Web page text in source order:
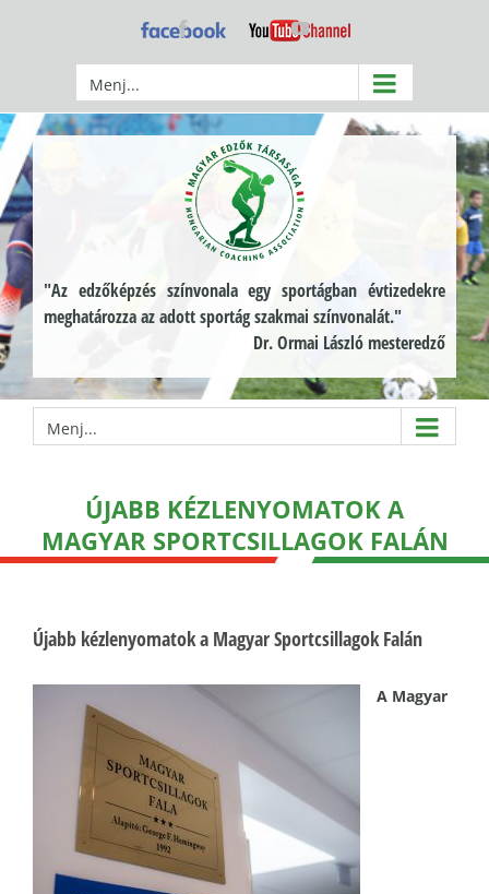
Facebook YouTube
Menj...
"Az edzőképzés színvonala egy sportágban évtizedekre
meghatározza az adott sportág szakmai színvonalát."
Dr. Ormai László mesteredző
Menj...
ÚJABB KÉZLENYOMATOK A
MAGYAR SPORTCSILLAGOK FALÁN
Újabb kézlenyomatok a Magyar Sportcsillagok Falán
A Magyar